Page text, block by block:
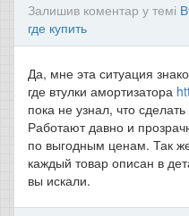
Залишив коментар у темі
где купить
Да, мне эта ситуация
где втулки амортизатора
пока не узнал, что
Работают давно и
по выгодным ценам. Так
каждый товар описан в
вы искали.